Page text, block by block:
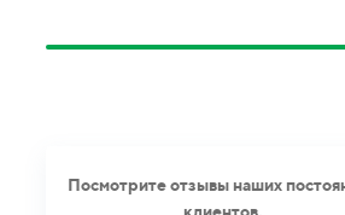
Посмотрите отзывы наших